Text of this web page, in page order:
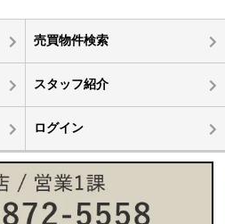
売買物件検索
スタッフ紹介
ログイン